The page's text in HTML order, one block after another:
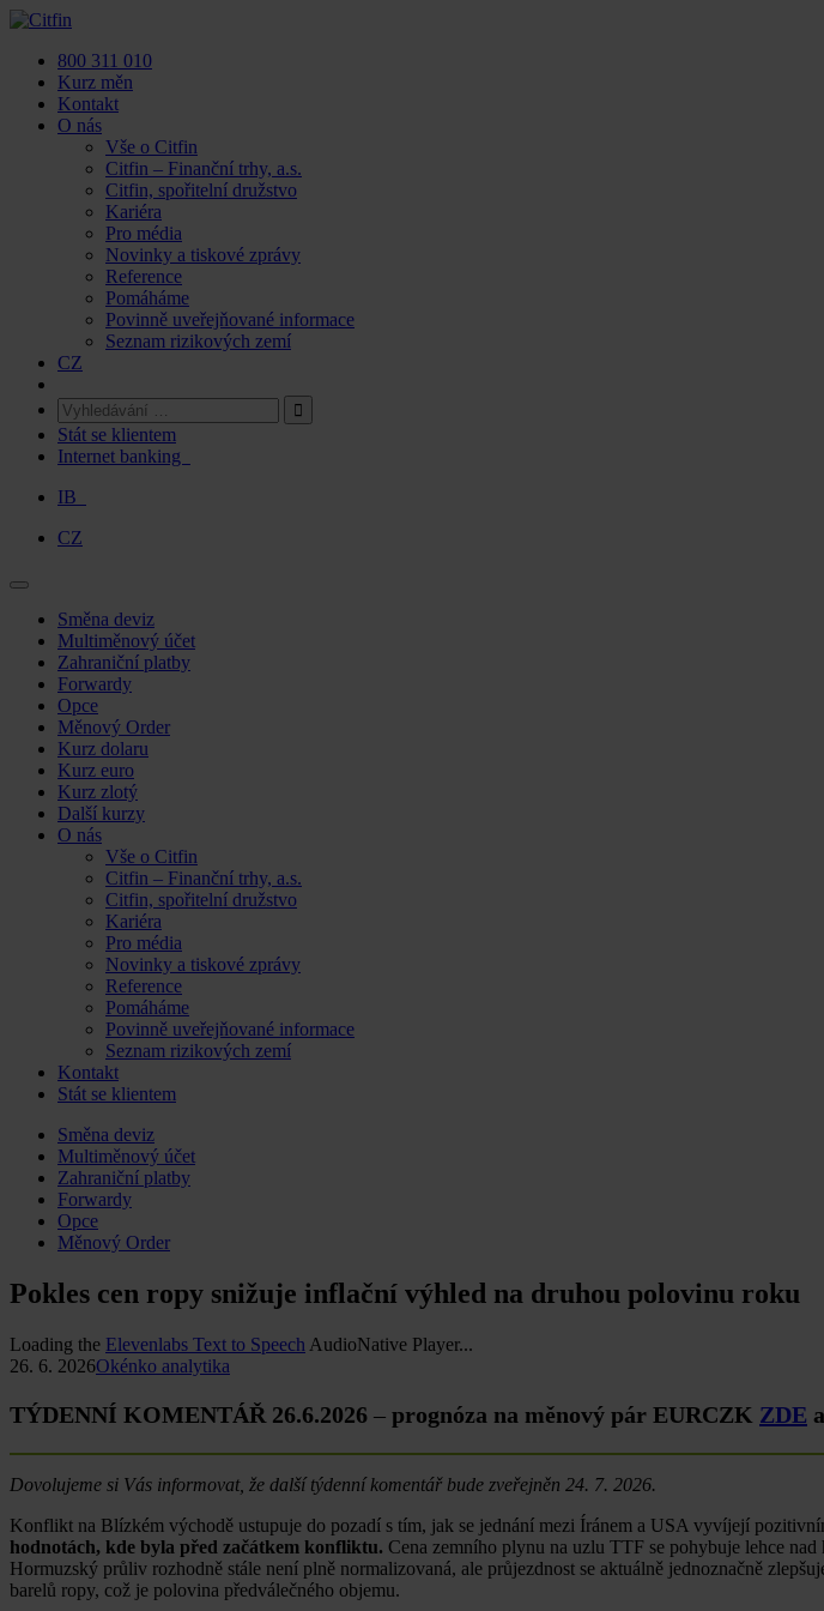
Skip
content800 311 010
Kurz měn
Kontakt
O nás
Vše o Citfin
Citfin – Finanční trhy, a.s.
Citfin, spořitelní družstvo
Kariéra
Pro média
Novinky a tiskové zprávy
Reference
Pomáháme
Povinně uveřejňované informace
Seznam rizikových zemí
CZ
Stát se klientem
Internet banking
IB
CZ
Skip
content
Směna deviz
Multiměnový účet
Zahraniční platby
Forwardy
Opce
Měnový Order
Kurz dolaru
Kurz euro
Kurz zlotý
Další kurzy
O nás
Vše o Citfin
Citfin – Finanční trhy, a.s.
Citfin, spořitelní družstvo
Kariéra
Pro média
Novinky a tiskové zprávy
Reference
Pomáháme
Povinně uveřejňované informace
Seznam rizikových zemí
Kontakt
Stát se klientem
Skip
content
Směna deviz
Multiměnový účet
Zahraniční platby
Forwardy
Opce
Měnový Order
Pokles cen ropy snižuje inflační výhled na druhou polovinu roku
Loading the Elevenlabs Text to Speech AudioNative Player...
26. 6. 2026Okénko analytika
TÝDENNÍ KOMENTÁŘ 26.6.2026 – prognóza na měnový pár EURCZK ZDE
Dovolujeme si Vás informovat, že další týdenní komentář bude zveřejněn 24. 7. 2026.
Konflikt na Blízkém východě ustupuje do pozadí s tím, jak se jednání mezi Íránem a USA vyvíjejí
hodnotách, kde byla před začátkem konfliktu. Cena zemního plynu na uzlu TTF se pohybuje lehce
Hormuzský průliv rozhodně stále není plně normalizovaná, ale průjezdnost se aktuálně jednoznačně
barelů ropy, což je polovina předválečného objemu.